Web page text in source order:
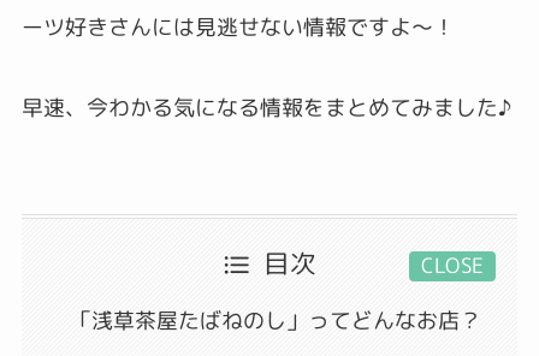
ーツ好きさんには見逃せない情報ですよ〜！
早速、今わかる気になる情報をまとめてみました♪
目次 CLOSE
「浅草茶屋たばねのし」ってどんなお店？